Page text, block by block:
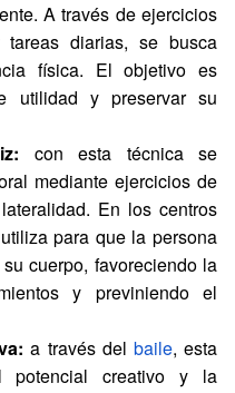
A través de ejercicios
diarias, se busca
física. El objetivo es
utilidad y preservar su
con esta técnica se
mediante ejercicios de
En los centros
para que la persona
cuerpo, favoreciendo la
y previniendo el
a través del baile, esta
potencial creativo y la